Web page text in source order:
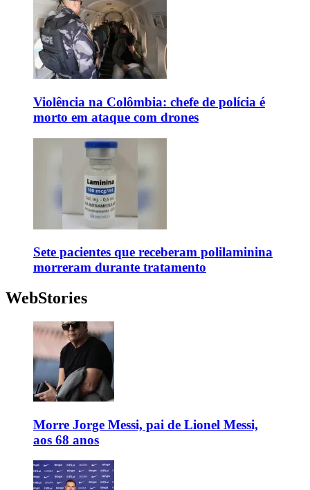
Violência na Colômbia: chefe de polícia é
morto em ataque com drones
Sete pacientes que receberam polilaminina
morreram durante tratamento
WebStories
Morre Jorge Messi, pai de Lionel Messi,
aos 68 anos